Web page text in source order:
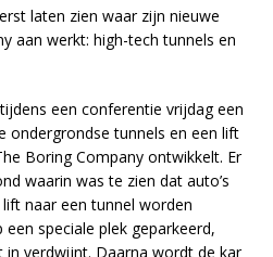
laten zien waar zijn nieuwe
aan werkt: high-tech tunnels en
een conferentie vrijdag een
ondergrondse tunnels en een lift
Boring Company ontwikkelt. Er
waarin was te zien dat auto’s
naar een tunnel worden
speciale plek geparkeerd,
verdwijnt. Daarna wordt de kar